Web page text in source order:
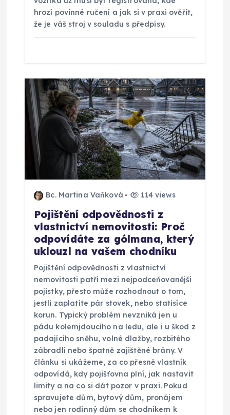
hrozí povinné ručení a jak si v praxi ověřit,
že je váš stroj v souladu s předpisy.
Bc. Martina Vaňková 114 views
Pojištění odpovědnosti z
vlastnictví nemovitosti: Proč
odpovídáte za gólmana, který
uklouzl na vašem chodníku
Pojištění odpovědnosti z vlastnictví
nemovitosti patří mezi nejpodceňovanější
pojistky, přesto může rozhodnout o tom,
jestli zaplatíte pár stovek, nebo statisíce
korun. Typický problém nevzniká jen u
pádu kolemjdoucího na ledu, ale i u škod z
padajícího sněhu, volné dlažby, rozbitého
zábradlí nebo špatně zajištěné brány. V
článku si ukážeme, za co přesně vlastník
odpovídá, kdy pojišťovna plní, jak nastavit
limity a na co si dát pozor v praxi. Pokud
spravujete dům, bytový dům, pronájem
nebo jen rodinný dům se chodníkem k